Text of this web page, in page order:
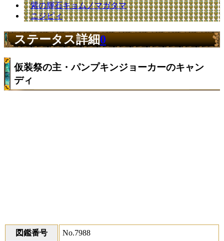
紫の輝石キョムノマガタマ
ニジピィ
ステータス詳細0
仮装祭の主・パンプキンジョーカーのキャン
ディ
図鑑番号 No.7988